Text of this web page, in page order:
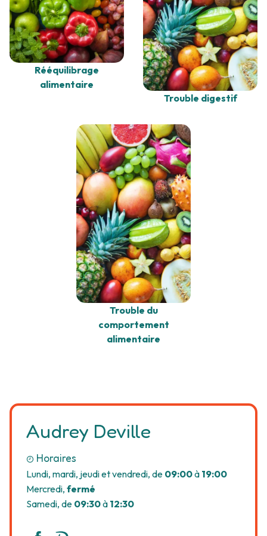
Rééquilibrage
alimentaire
Trouble digestif
Trouble du
comportement
alimentaire
Audrey Deville
Horaires
Lundi, mardi, jeudi et vendredi, de 09:00à 19:00
Mercredi, fermé
Samedi, de 09:30à 12:30